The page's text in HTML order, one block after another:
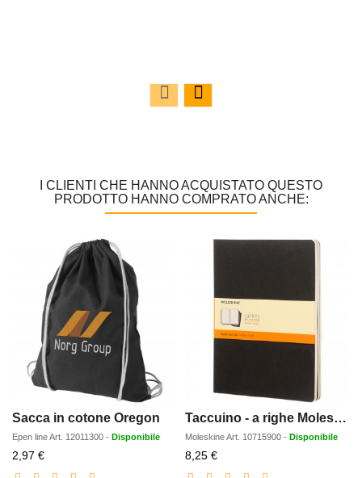
I CLIENTI CHE HANNO ACQUISTATO QUESTO
PRODOTTO HANNO COMPRATO ANCHE:
Sacca in cotone Oregon
Epen lineArt. 12011300 - Disponibile
2,97 €Prezzo
scontato
Taccuino - a righe Moleskine Cahier XL
MoleskineArt. 10715900 - Disponibile
8,25 €Prezzo
scontato